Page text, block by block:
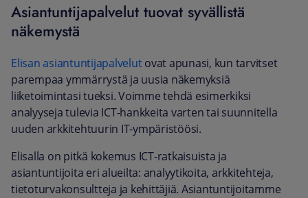
Asiantuntijapalvelut tuovat syvällistä
näkemystä
Elisan asiantuntijapalvelutovat apunasi, kun tarvitset
parempaa ymmärrystä ja uusia näkemyksiä
liiketoimintasi tueksi. Voimme tehdä esimerkiksi
analyyseja tulevia ICT-hankkeita varten tai suunnitella
uuden arkkitehtuurin IT-ympäristöösi.
Elisalla on pitkä kokemus ICT-ratkaisuista ja
asiantuntijoita eri alueilta: analyytikoita, arkkitehteja,
tietoturvakonsultteja ja kehittäjiä. Asiantuntijoitamme